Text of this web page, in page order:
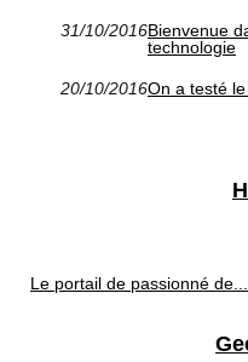
31/10/2016Bienvenue
technologie
20/10/2016On a testé
Le portail de passionné de...